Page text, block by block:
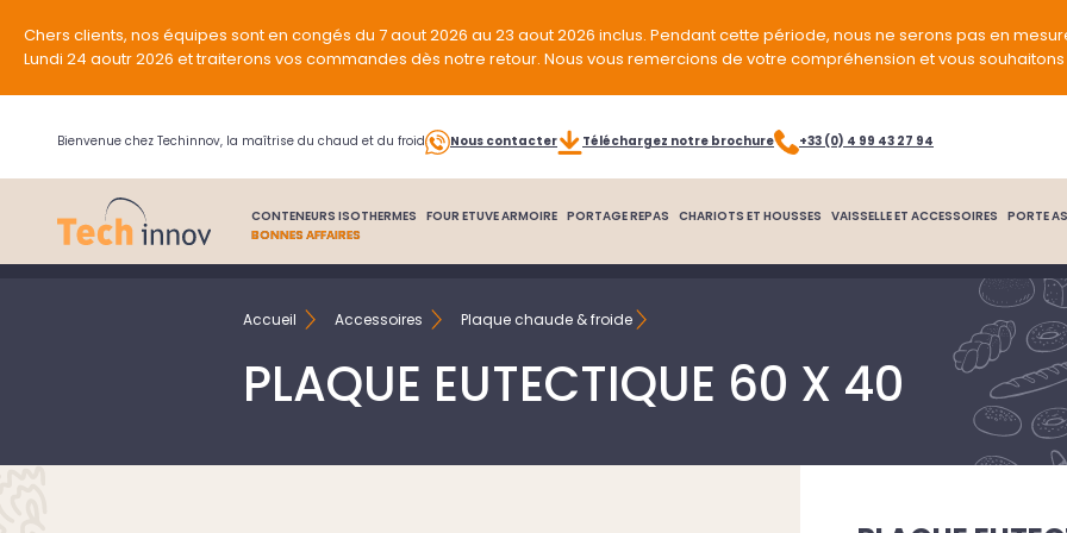
Chers clients, nos équipes sont en congés du 7 aout 2026 au 23 aout 2026 inclus. Pendant cette période, nous ne serons pas en
Lundi 24 aoutr 2026 et traiterons vos commandes dès notre retour. Nous vous remercions de votre compréhension et vous
Bienvenue chez Techinnov, la maîtrise du chaud et du froid Nous contacter Téléchargez notre brochure +33 (0) 4 99 43 27 94
CONTENEURS ISOTHERMES FOUR ETUVE ARMOIRE PORTAGE REPAS CHARIOTS ET HOUSSES VAISSELLE ET ACCESSOIRES PORTE
BONNES AFFAIRES
Accueil Accessoires Plaque chaude & froide
PLAQUE EUTECTIQUE 60 X 40